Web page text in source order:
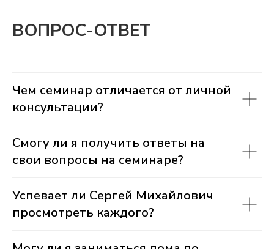
ВОПРОС-ОТВЕТ
Чем семинар отличается от личной
консультации?
Смогу ли я получить ответы на
свои вопросы на семинаре?
Успевает ли Сергей Михайлович
просмотреть каждого?